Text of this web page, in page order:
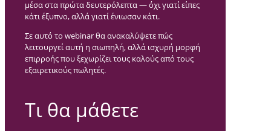
μέσα στα πρώτα δευτερόλεπτα — όχι γιατί είπες
κάτι έξυπνο, αλλά γιατί ένιωσαν κάτι.
Σε αυτό το webinar θα ανακαλύψετε πώς
λειτουργεί αυτή η σιωπηλή, αλλά ισχυρή μορφή
επιρροής που ξεχωρίζει τους καλούς από τους
εξαιρετικούς πωλητές.
Τι θα μάθετε